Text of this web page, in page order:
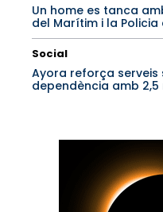
Un home es tanca
del Marítim i la
Social
Ayora reforça
dependència amb